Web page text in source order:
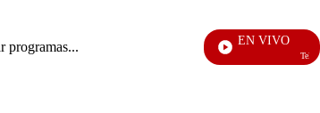
Entrada
de
EN VIVO